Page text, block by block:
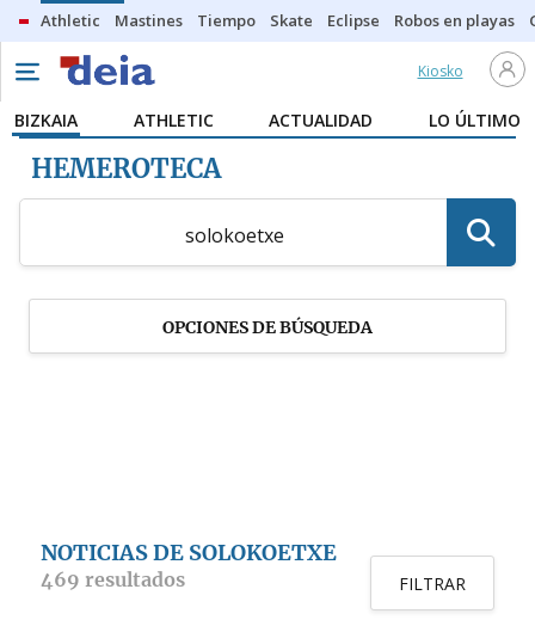
Athletic Mastines Tiempo Skate Eclipse Robos en playas
Kiosko
BIZKAIA ATHLETIC ACTUALIDAD LO ÚLTIMO
HEMEROTECA
OPCIONES DE BÚSQUEDA
NOTICIAS DE SOLOKOETXE
469 resultados FILTRAR